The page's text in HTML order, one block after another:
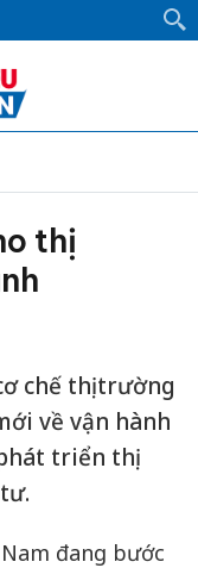
thị
chế thị trường
về vận hành
triển thị
đang bước